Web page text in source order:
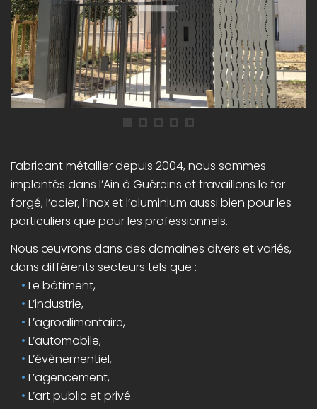
Fabricant métallier depuis 2004, nous sommes
implantés dans l’Ain à Guéreins et travaillons le fer
forgé, l’acier, l’inox et l’aluminium aussi bien pour les
particuliers que pour les professionnels.
Nous œuvrons dans des domaines divers et variés,
dans différents secteurs tels que :
Le bâtiment,
L’industrie,
L’agroalimentaire,
L’automobile,
L’évènementiel,
L’agencement,
L’art public et privé.